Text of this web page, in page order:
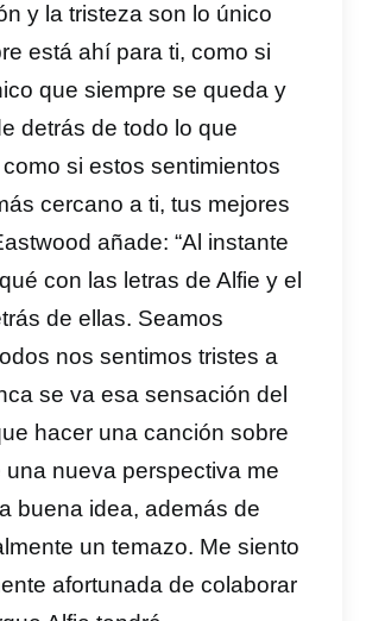
y la tristeza son lo único
está ahí para ti, como si
que siempre se queda y
detrás de todo lo que
si estos sentimientos
cercano a ti, tus mejores
añade: “Al instante
con las letras de Alfie y el
de ellas. Seamos
nos sentimos tristes a
se va esa sensación del
hacer una canción sobre
una nueva perspectiva me
buena idea, además de
un temazo. Me siento
afortunada de colaborar